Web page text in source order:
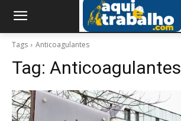
Tags Anticoagulantes
Tag: Anticoagulantes